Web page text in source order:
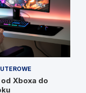
Xboxa do